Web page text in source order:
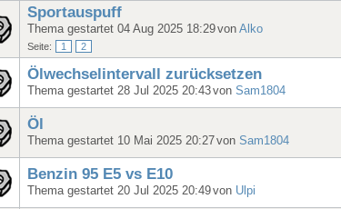
Sportauspuff
Thema gestartet 04 Aug 2025 18:29vonAlko
Seite: 1 2
Ölwechselintervall zurücksetzen
Thema gestartet 28 Jul 2025 20:43vonSam1804
Öl
Thema gestartet 10 Mai 2025 20:27vonSam1804
Benzin 95 E5 vs E10
Thema gestartet 20 Jul 2025 20:49von Ulpi